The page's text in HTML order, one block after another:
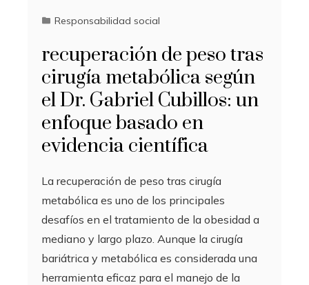
Responsabilidad social
recuperación de peso tras
cirugía metabólica según
el Dr. Gabriel Cubillos: un
enfoque basado en
evidencia científica
La recuperación de peso tras cirugía
metabólica es uno de los principales
desafíos en el tratamiento de la obesidad a
mediano y largo plazo. Aunque la cirugía
bariátrica y metabólica es considerada una
herramienta eficaz para el manejo de la